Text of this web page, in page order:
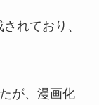
れており、
が、漫画化